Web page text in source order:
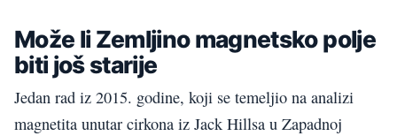
Može li Zemljino magnetsko polje
biti još starije
Jedan rad iz 2015. godine, koji se temeljio na analizi
magnetita unutar cirkona iz Jack Hillsa u Zapadnoj